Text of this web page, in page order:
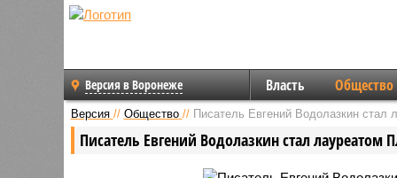
Версия в Воронеже Власть Общество
Версия // Общество // Писатель Евгений Водолазкин стал
Писатель Евгений Водолазкин стал лауреатом